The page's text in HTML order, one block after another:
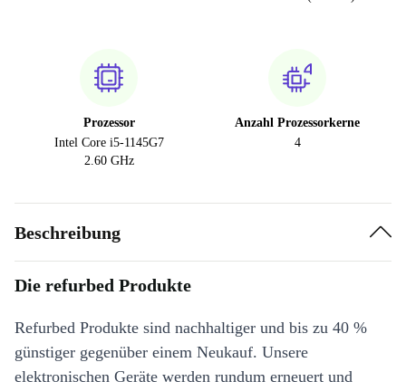
Prozessor
Intel Core i5-1145G7
2.60 GHz
Anzahl Prozessorkerne
4
Beschreibung
Die refurbed Produkte
Refurbed Produkte sind nachhaltiger und bis zu 40 %
günstiger gegenüber einem Neukauf. Unsere
elektronischen Geräte werden rundum erneuert und